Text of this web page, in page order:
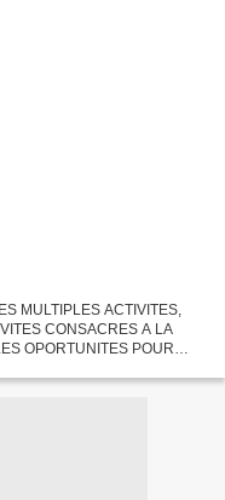
MULTIPLES ACTIVITES,
CONSACRES A LA
OPORTUNITES POUR